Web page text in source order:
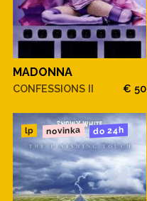
MADONNA
CONFESSIONS II € 50
lp novinka do 24h